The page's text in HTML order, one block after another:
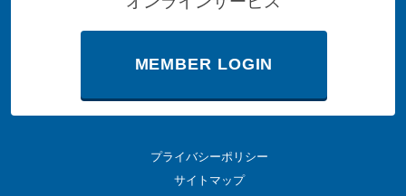
MEMBER LOGIN
プライバシーポリシー
サイトマップ